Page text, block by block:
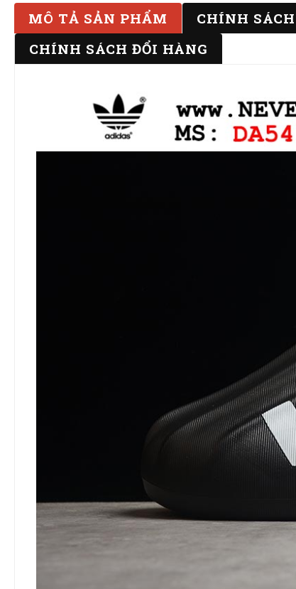
MÔ TẢ SẢN PHẨM CHÍNH
CHÍNH SÁCH ĐỔI HÀNG